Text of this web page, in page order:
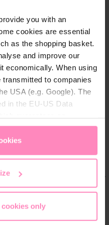
you with an
cookies are essential
as the shopping basket.
and improve our
economically. When using
to companies
USA (e.g. Google). The
in the EU-US Data
You canaccept all
cookies
setting at any time in
cookies only
by sip
BWT